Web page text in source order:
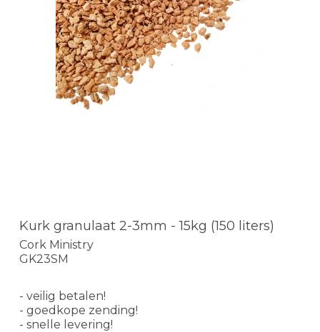
Kurk granulaat 2-3mm - 15kg (150 liters)
Cork Ministry
GK23SM
- veilig betalen!
- goedkope zending!
- snelle levering!